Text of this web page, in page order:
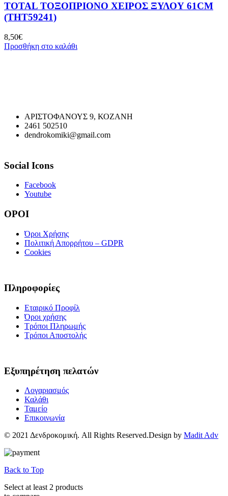
TOTAL ΤΟΞΟΠΡΙΟΝΟ ΧΕΙΡΟΣ ΞΥΛΟΥ 61CM
(THT59241)
8,50€
Προσθήκη στο καλάθι
ΑΡΙΣΤΟΦΑΝΟΥΣ 9, ΚΟΖΑΝΗ
2461 502510
dendrokomiki@gmail.com
Social Icons
Facebook
Youtube
ΟΡΟΙ
Όροι Χρήσης
Πολιτική Απορρήτου – GDPR
Cookies
Πληροφορίες
Εταιρικό Προφίλ
Όροι χρήσης
Τρόποι Πληρωμής
Τρόποι Αποστολής
Εξυπηρέτηση πελατών
Λογαριασμός
Καλάθι
Ταμείο
Επικοινωνία
© 2021 Δενδροκομική. All Rights Reserved.Design by Madit Adv
Back to Top
Select at least 2 products